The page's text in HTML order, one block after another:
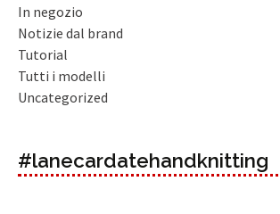
In negozio
Notizie dal brand
Tutorial
Tutti i modelli
Uncategorized
#lanecardatehandknitting